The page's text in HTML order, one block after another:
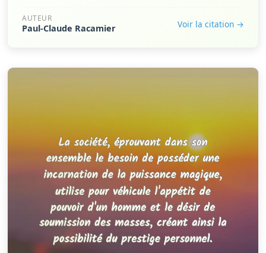
AUTEUR
Paul-Claude Racamier Voir la citation →